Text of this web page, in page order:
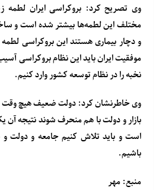
وی تصریح کرد: بروکراسی ایران لطمه
مختلف این لطمه‌ها بیشتر شده است و
و دچار بیماری هستند این بروکراسی
موفقیت ایران باید این نظام بروکراسی
نخبه را در نظام توسعه کشور وارد کنیم.
وی خاطرنشان کرد: دولت ضعیف هیچ وقت
بازار و دولت با هم منحرف شوند نتیجه آن
است و باید تلاش کنیم جامعه و دولت و
باشیم.
منبع: مهر